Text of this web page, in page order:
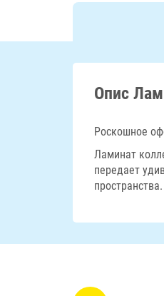
Опис
Роскошное
Ламинат
передает